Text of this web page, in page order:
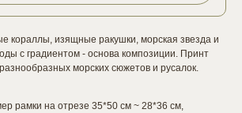
кораллы, изящные ракушки, морская звезда и
с градиентом - основа композиции. Принт
морских сюжетов и русалок.
рамки на отрезе 35*50 см ~ 28*36 см,